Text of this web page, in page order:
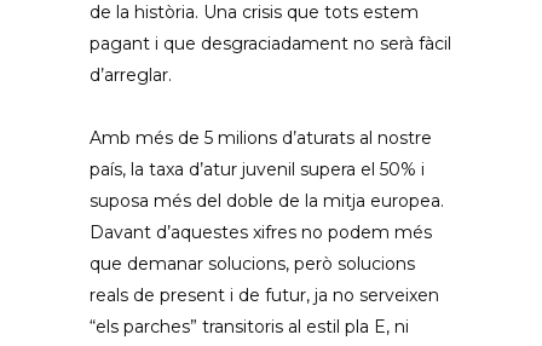
de la història. Una crisis que tots estem
pagant i que desgraciadament no serà fàcil
d’arreglar.
Amb més de 5 milions d’aturats al nostre
país, la taxa d’atur juvenil supera el 50% i
suposa més del doble de la mitja europea.
Davant d’aquestes xifres no podem més
que demanar solucions, però solucions
reals de present i de futur, ja no serveixen
“els parches” transitoris al estil pla E, ni